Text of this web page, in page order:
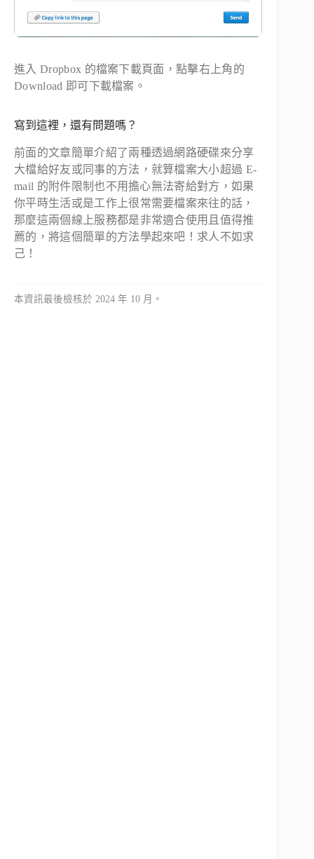
進入 Dropbox 的檔案下載頁面，點擊右上角的
Download 即可下載檔案。
寫到這裡，還有問題嗎？
前面的文章簡單介紹了兩種透過網路硬碟來分享
大檔給好友或同事的方法，就算檔案大小超過 E-
mail 的附件限制也不用擔心無法寄給對方，如果
你平時生活或是工作上很常需要檔案來往的話，
那麼這兩個線上服務都是非常適合使用且值得推
薦的，將這個簡單的方法學起來吧！求人不如求
己！
本資訊最後檢核於 2024 年 10 月。